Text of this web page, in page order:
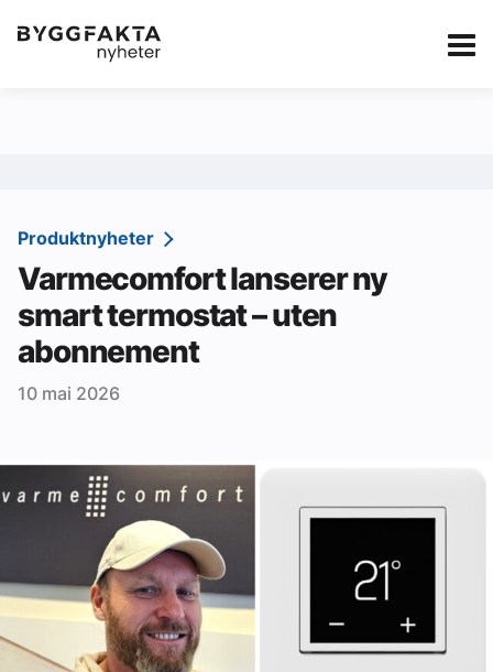
Kategorier Jobbmarkedet Annonsere i
Redaksjonen
Om Byggfakta
Annonsere
Tips oss
Ledige stillinger
eBlad
Aktivitetskalender
Produktnyheter
Varmecomfort lanserer ny
smart termostat – uten
abonnement
10 mai 2026